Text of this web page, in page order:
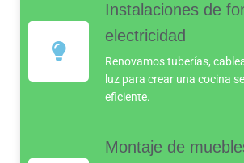
Instalaciones de
electricidad
Renovamos tuberías,
luz para crear una cocina
eficiente.
Montaje de